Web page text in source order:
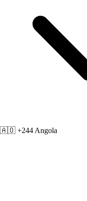
🇦🇴 +244 Angola